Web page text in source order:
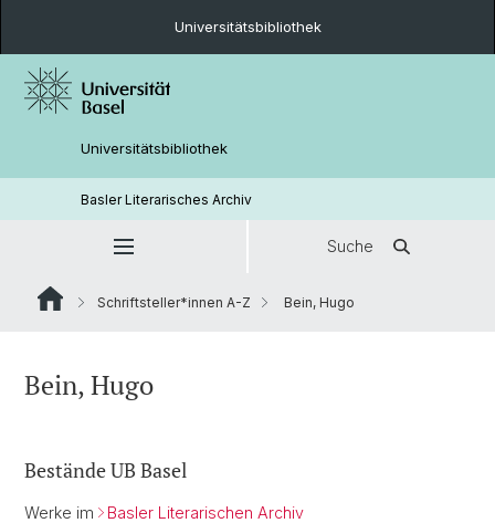
Universitätsbibliothek
Universitätsbibliothek
Basler Literarisches Archiv
Suche
Schriftsteller*innen A-Z Bein, Hugo
Bein, Hugo
Bestände UB Basel
Werke im Basler Literarischen Archiv